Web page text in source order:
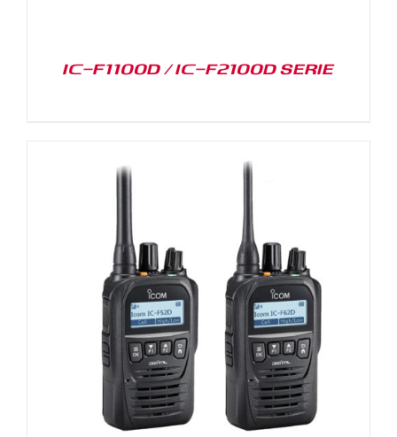
IC-F1100D / IC-F2100D SERIE